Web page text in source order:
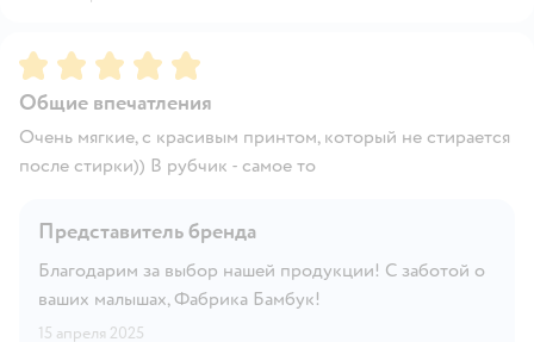
Рейтинг:5
Общие впечатления
Очень мягкие, с красивым принтом, который не стирается
после стирки)) В рубчик - самое то
Представитель бренда
Благодарим за выбор нашей продукции! С заботой о
ваших малышах, Фабрика Бамбук!
15 апреля 2025